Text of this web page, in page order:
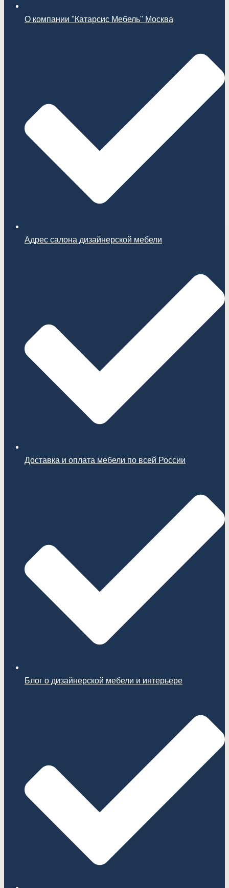
О компании "Катарсис Мебель" Москва
Адрес салона дизайнерской мебели
Доставка и оплата мебели по всей России
Блог о дизайнерской мебели и интерьере